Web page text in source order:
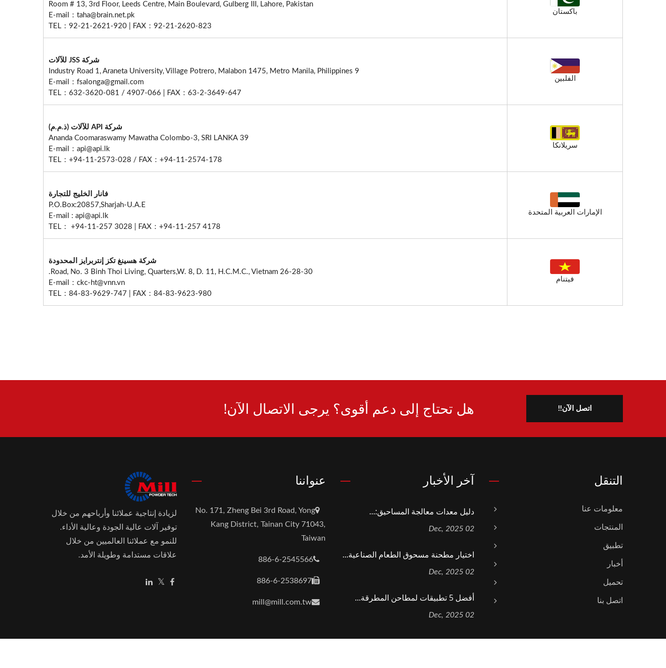
باكستان
Room # 13, 3rd Floor, Leeds Centre, Main Boulevard, Gulberg III, Lahore, Pakistan
E-mail：taha@brain.net.pk
TEL：92-21-2621-920 | FAX：92-21-2620-823
الفلبين
شركة JSS للآلات
9 Industry Road 1, Araneta University, Village Potrero, Malabon 1475, Metro Manila, Philippines
E-mail：fsalonga@gmail.com
TEL：632-3620-081 / 4907-066 | FAX：63-2-3649-647
سريلانكا
شركة API للآلات (ذ.م.م)
39 Ananda Coomaraswamy Mawatha Colombo-3, SRI LANKA
E-mail：api@api.lk
TEL：+94-11-2573-028 / FAX：+94-11-2574-178
الإمارات العربية المتحدة
فانار الخليج للتجارة
P.O.Box:20857,Sharjah-U.A.E
E-mail : api@api.lk
TEL： +94-11-257 3028 | FAX：+94-11-257 4178
فيتنام
شركة هسينغ تكز إنتربرايز المحدودة
26-28-30 Road, No. 3 Binh Thoi Living, Quarters,W. 8, D. 11, H.C.M.C., Vietnam.
E-mail：ckc-ht@vnn.vn
TEL：84-83-9629-747 | FAX：84-83-9623-980
هل تحتاج إلى دعم أقوى؟ يرجى الاتصال الآن! اتصل الآن!!
لزيادة إنتاجية عملائنا وأرباحهم من خلال
توفير آلات عالية الجودة وعالية الأداء.
للنمو مع عملائنا العالميين من خلال
علاقات مستدامة وطويلة الأمد.
عنواننا
No. 171, Zheng Bei 3rd Road, Yong
Kang District, Tainan City 71043,
Taiwan
886-6-2545566
886-6-2538697
mill@mill.com.tw
آخر الأخبار
دليل معدات معالجة المساحيق:...
02 Dec, 2025
اختيار مطحنة مسحوق الطعام الصناعية...
02 Dec, 2025
أفضل 5 تطبيقات لمطاحن المطرقة...
02 Dec, 2025
التنقل
معلومات عنا
المنتجات
تطبيق
أخبار
تحميل
اتصل بنا